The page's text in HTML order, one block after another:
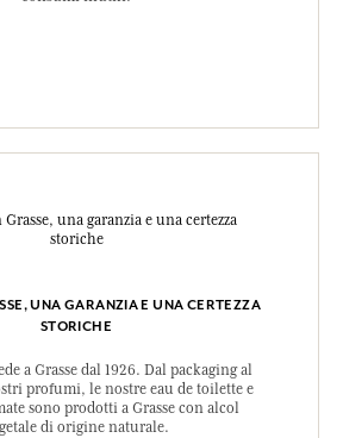
UNA GARANZIA E UNA CERTEZZA
STORICHE
a Grasse dal 1926. Dal packaging al
profumi, le nostre eau de toilette e
sono prodotti a Grasse con alcol
di origine naturale.